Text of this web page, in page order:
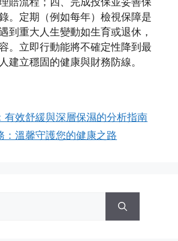
。定期（例如每年）檢視保障是
到重大人生變動如生育或退休，
。立即行動能將不確定性降到最
建立穩固的健康與財務防線。
有效舒緩與深層保濕的分析指南
：溫馨守護您的健康之路